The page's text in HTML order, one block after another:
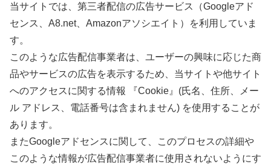
当サイトでは、第三者配信の広告サービス（Googleアド
センス、A8.net、Amazonアソシエイト）を利用していま
す。
このような広告配信事業者は、ユーザーの興味に応じた商
品やサービスの広告を表示するため、当サイトや他サイト
へのアクセスに関する情報 『Cookie』(氏名、住所、メー
ル アドレス、電話番号は含まれません) を使用することが
あります。
またGoogleアドセンスに関して、このプロセスの詳細や
このような情報が広告配信事業者に使用されないようにす